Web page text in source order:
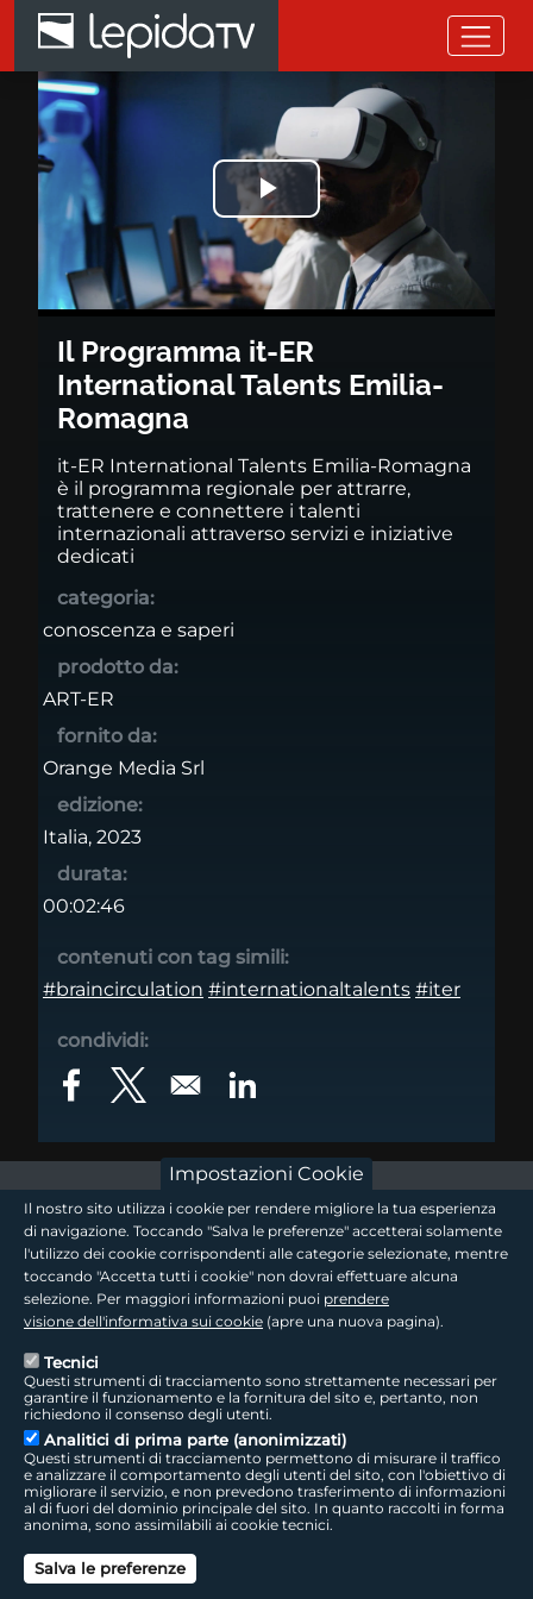
Salta al contenuto principale
Il Programma it-ER
Riprodurre
il
video
Il Programma it-ER
International Talents Emilia-
Romagna
it-ER International Talents Emilia-Romagna
è il programma regionale per attrarre,
trattenere e connettere i talenti
internazionali attraverso servizi e iniziative
dedicati
categoria:
conoscenza e saperi
prodotto da:
ART-ER
fornito da:
Orange Media Srl
edizione:
Italia, 2023
durata:
00:02:46
contenuti con tag simili:
#braincirculation #internationaltalents #iter
condividi:
Opens in a new window
Opens in a new windowOpens in a new window
footer - sezione logo 1
footer - sezione logo2
footer - sezione colophon
Sede Legale: Via della Liberazione, 15 - 40128 Bologna BO
Capitale Sociale interamente versato ad oggi: € 69.881.000,00 | P.IVA/C.F.
footer - sezione link utili
Seguici sui social
LepidaTV | Accessibilità | Cookie | Privacy | Social Media Policy
Impostazioni Cookie
Il nostro sito utilizza i cookie per rendere migliore la tua esperienza
di navigazione. Toccando "Salva le preferenze" accetterai solamente
l'utilizzo dei cookie corrispondenti alle categorie selezionate, mentre
toccando "Accetta tutti i cookie" non dovrai effettuare alcuna
selezione. Per maggiori informazioni puoi prendere
visione dell'informativa sui cookie (apre una nuova pagina).
Tecnici
Questi strumenti di tracciamento sono strettamente necessari per
garantire il funzionamento e la fornitura del sito e, pertanto, non
richiedono il consenso degli utenti.
Analitici di prima parte (anonimizzati)
Questi strumenti di tracciamento permettono di misurare il traffico
e analizzare il comportamento degli utenti del sito, con l'obiettivo di
migliorare il servizio, e non prevedono trasferimento di informazioni
al di fuori del dominio principale del sito. In quanto raccolti in forma
anonima, sono assimilabili ai cookie tecnici.
Salva le preferenze